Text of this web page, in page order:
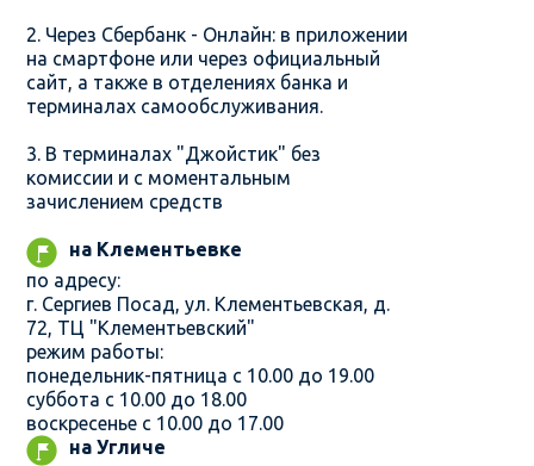
2. Через Сбербанк - Онлайн: в приложении
на смартфоне или через официальный
сайт, а также в отделениях банка и
терминалах самообслуживания.
3. В терминалах "Джойстик" без
комиссии и с моментальным
зачислением средств
на Клементьевке
по адресу:
г. Сергиев Посад, ул. Клементьевская, д.
72, ТЦ "Клементьевский"
режим работы:
понедельник-пятница с 10.00 до 19.00
суббота с 10.00 до 18.00
воскресенье с 10.00 до 17.00
на Угличе